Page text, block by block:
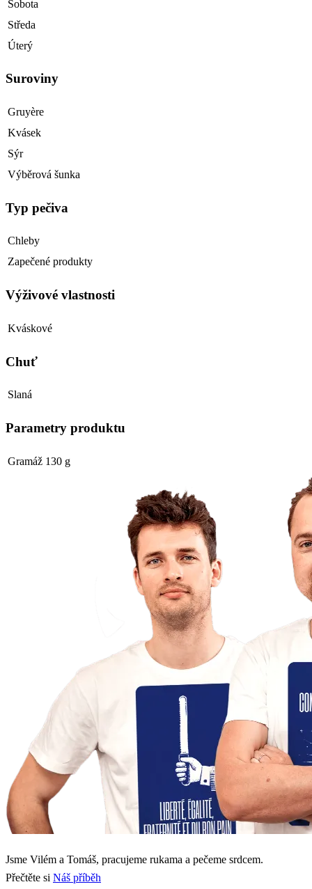
Sobota
Středa
Úterý
Suroviny
Gruyère
Kvásek
Sýr
Výběrová šunka
Typ pečiva
Chleby
Zapečené produkty
Výživové vlastnosti
Kváskové
Chuť
Slaná
Parametry produktu
Gramáž 130 g
Jsme Vilém a Tomáš, pracujeme rukama a pečeme srdcem.
Přečtěte si Náš příběh